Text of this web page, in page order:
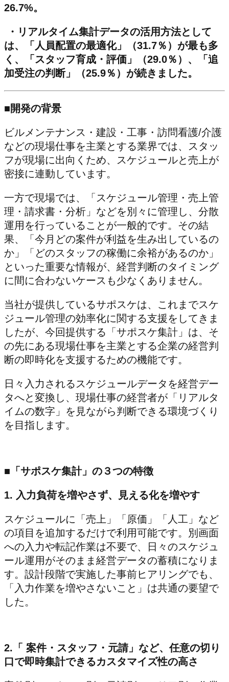
26.7%。
・リアルタイム集計データの活用方法として
は、「人員配置の最適化」（31.7％）が最も多
く、「スタッフ育成・評価」（29.0％）、「追
加受注の判断」（25.9％）が続きました。
■開発の背景
ビルメンテナンス・建設・工事・訪問看護/介護
などの現場仕事を主業とする業界では、スタッ
フが現場に出向くため、スケジュールと売上が
密接に連動しています。
一方で現場では、「スケジュール管理・売上管
理・請求書・分析」などを別々に管理し、分散
運用を行っていることが一般的です。その結
果、「今月どの案件が利益を生み出しているの
か」「どのスタッフの稼働に余裕があるのか」
といった重要な情報が、経営判断のタイミング
に間に合わないケースも少なくありません。
当社が提供しているサポスケは、これまでスケ
ジュール管理の効率化に関する支援をしてきま
したが、今回提供する「サポスケ集計」は、そ
の先にある現場仕事を主業とする企業の経営判
断の即時化を支援するための機能です。
日々入力されるスケジュールデータを経営デー
タへと変換し、現場仕事の経営者が「リアルタ
イムの数字」を見ながら判断できる環境づくり
を目指します。
■「サポスケ集計」の３つの特徴
1. 入力負荷を増やさず、見える化を増やす
スケジュールに「売上」「原価」「人工」など
の項目を追加するだけで利用可能です。別画面
への入力や転記作業は不要で、日々のスケジュ
ール運用がそのまま経営データの蓄積になりま
す。設計段階で実施した事前ヒアリングでも、
「入力作業を増やさないこと」は共通の要望で
した。
2.「 案件・スタッフ・元請」など、任意の切り
口で即時集計できるカスタマイズ性の高さ